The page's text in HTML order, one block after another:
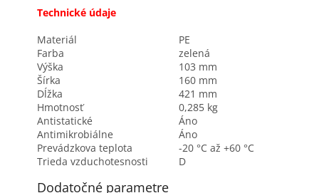
Technické údaje
Materiál
PE
Farba
zelená
Výška
103 mm
Šírka
160 mm
Dĺžka
421 mm
Hmotnosť
0,285 kg
Antistatické
Áno
Antimikrobiálne
Áno
Prevádzkova teplota
-20 °C až +60 °C
Trieda vzduchotesnosti
D
Dodatočné parametre